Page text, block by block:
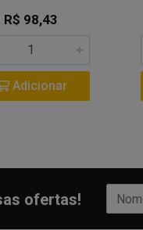
R$ 98,43
Adicionar
ofertas!